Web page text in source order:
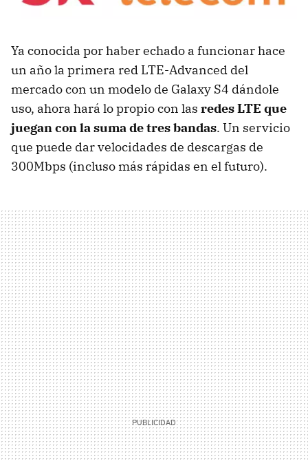
Ya conocida por haber echado a funcionar hace
un año la primera red LTE-Advanced del
mercado con un modelo de Galaxy S4 dándole
uso, ahora hará lo propio con las redes LTE que
juegan con la suma de tres bandas. Un servicio
que puede dar velocidades de descargas de
300Mbps (incluso más rápidas en el futuro).